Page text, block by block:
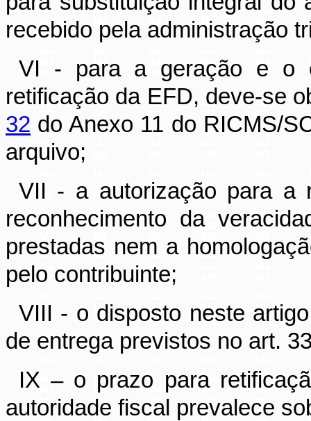
recebido pela administração
VI - para a geração e o
retificação da EFD, deve-se
32 do Anexo 11 do RICMS/
arquivo;
VII - a autorização para a
reconhecimento da
prestadas nem a
pelo contribuinte;
VIII - o disposto neste
de entrega previstos no art.
IX – o prazo para
autoridade fiscal prevalece